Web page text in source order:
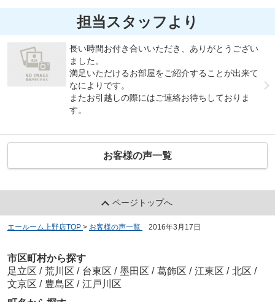
担当スタッフより
長い時間お付き合いいただき、ありがとうござい
ました。
満足いただけるお部屋をご紹介することが出来て
なによりです。
またお引越しの際にはご連絡お待ちしておりま
す。
お客様の声一覧
ページトップへ
エールーム上野店TOP > お客様の声一覧 2016年3月17日
市区町村から探す
足立区 / 荒川区 / 台東区 / 墨田区 / 葛飾区 / 江東区 / 北区 /
文京区 / 豊島区 / 江戸川区